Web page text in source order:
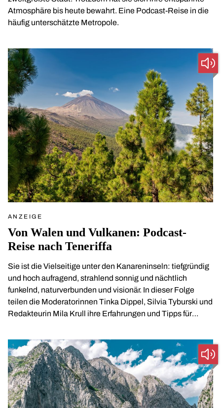
Atmosphäre bis heute bewahrt. Eine Podcast-Reise in die
häufig unterschätzte Metropole.
ANZEIGE
Von Walen und Vulkanen: Podcast-
Reise nach Teneriffa
Sie ist die Vielseitige unter den Kanareninseln: tiefgründig
und hoch aufragend, strahlend sonnig und nächtlich
funkelnd, naturverbunden und visionär. In dieser Folge
teilen die Moderatorinnen Tinka Dippel, Silvia Tyburski und
Redakteurin Mila Krull ihre Erfahrungen und Tipps für